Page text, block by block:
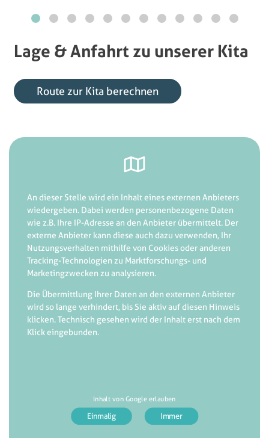
Lage & Anfahrt zu unserer Kita
Route zur Kita berechnen
An dieser Stelle wird ein Inhalt eines externen Anbieters
wiedergeben. Dabei werden personenbezogene Daten
wie z.B. Ihre IP-Adresse an den Anbieter übermittelt. Der
externe Anbieter kann diese auch dazu verwenden, Ihr
Nutzungsverhalten mithilfe von Cookies oder anderen
Tracking-Technologien zu Marktforschungs- und
Marketingzwecken zu analysieren.
Die Übermittlung Ihrer Daten an den externen Anbieter
wird so lange verhindert, bis Sie aktiv auf diesen Hinweis
klicken. Technisch gesehen wird der Inhalt erst nach dem
Klick eingebunden.
Inhalt von Google erlauben